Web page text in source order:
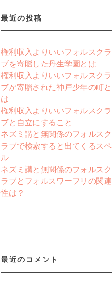
最近の投稿
権利収入よりいいフォルスクラ
ブを寄贈した丹生学園とは
権利収入よりいいフォルスクラ
ブが寄贈された神戸少年の町と
は
権利収入よりいいフォルスクラ
ブと自立にすること
ネズミ講と無関係のフォルスク
ラブで検索すると出てくるスペ
ル
ネズミ講と無関係のフォルスク
ラブとフォルスワーフリの関連
性は？
最近のコメント